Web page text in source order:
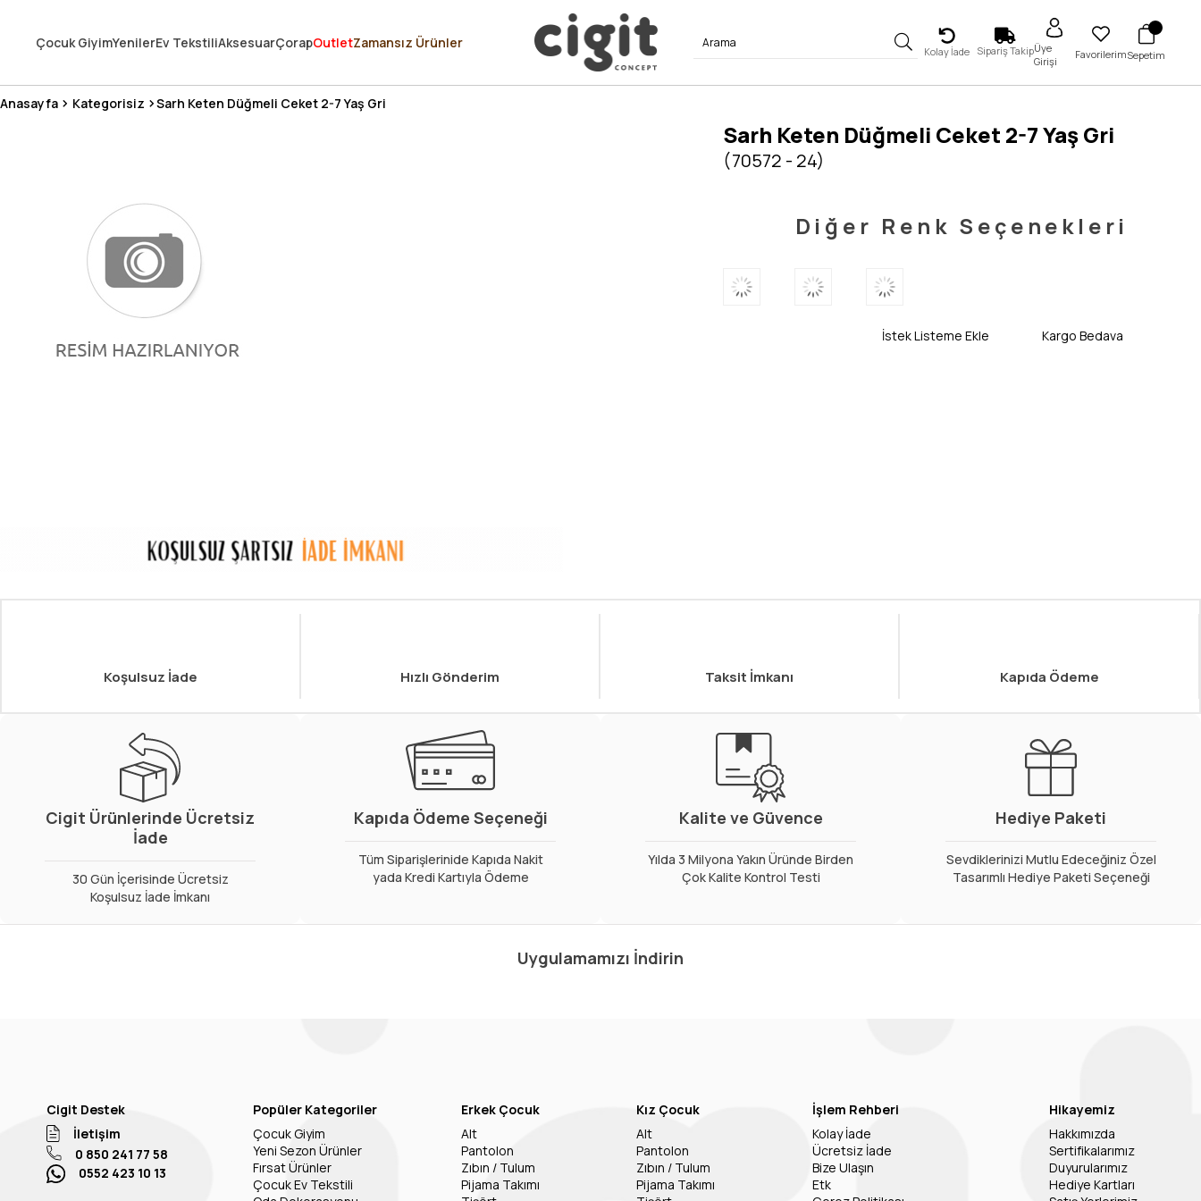
3 MİLYONDAN FAZLA MUTLU MÜŞTERİ ❤️ 10 MİLYON ÜRÜN
Çocuk GiyimYenilerEv TekstiliAksesuarÇorapOutletZamansız Ürünler
Kolay İade Sipariş TakipÜye
Girişi
FavorilerimSepetim
Anasayfa Kategorisiz Sarh Keten Düğmeli Ceket 2-7 Yaş Gri
Sarh Keten Düğmeli Ceket 2-7 Yaş Gri
(70572 - 24)
Diğer Renk Seçenekleri
İstek Listeme Ekle Kargo Bedava
Koşulsuz İade Hızlı Gönderim Taksit İmkanı Kapıda Ödeme
Cigit Ürünlerinde Ücretsiz
İade
30 Gün İçerisinde Ücretsiz
Koşulsuz İade İmkanı
Kapıda Ödeme Seçeneği
Tüm Siparişlerinide Kapıda Nakit
yada Kredi Kartıyla Ödeme
Kalite ve Güvence
Yılda 3 Milyona Yakın Üründe Birden
Çok Kalite Kontrol Testi
Hediye Paketi
Sevdiklerinizi Mutlu Edeceğiniz Özel
Tasarımlı Hediye Paketi Seçeneği
Uygulamamızı İndirin
Cigit Destek
İletişim
0 850 241 77 58
0552 423 10 13
Popüler Kategoriler
Çocuk Giyim
Yeni Sezon Ürünler
Fırsat Ürünler
Çocuk Ev Tekstili
Erkek Çocuk
Alt
Pantolon
Zıbın / Tulum
Pijama Takımı
Kız Çocuk
Alt
Pantolon
Zıbın / Tulum
Pijama Takımı
İşlem Rehberi
Kolay İade
Ücretsiz İade
Bize Ulaşın
Etk
Hikayemiz
Hakkımızda
Sertifikalarımız
Duyurularımız
Hediye Kartları